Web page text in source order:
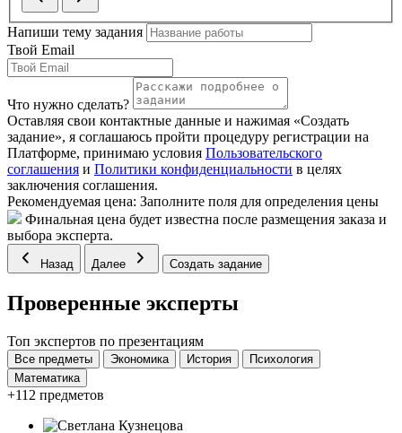
Напиши тему задания
Твой Email
Что нужно сделать?
Оставляя свои контактные данные и нажимая «Создать
задание», я соглашаюсь пройти процедуру регистрации на
Платформе, принимаю условия Пользовательского
соглашения и Политики конфиденциальности в целях
заключения соглашения.
Рекомендуемая цена: Заполните поля для определения цены
Финальная цена будет известна после размещения заказа и
выбора эксперта.
Назад Далее Создать задание
Проверенные эксперты
Топ экспертов по презентациям
Все предметы Экономика История
Психология
Математика
+112 предметов